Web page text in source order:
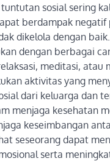
sosial sering
berdampak negatif
dikelola dengan
dengan berbagai
meditasi, atau
aktivitas yang
dari keluarga dan
menjaga kesehatan
keseimbangan
seseorang dapat
serta